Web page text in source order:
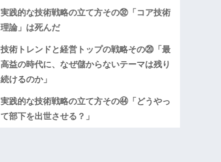
実践的な技術戦略の立て方その㉜「コア技術
理論」は死んだ
技術トレンドと経営トップの戦略その⑳「最
高益の時代に、なぜ儲からないテーマは残り
続けるのか」
実践的な技術戦略の立て方その㊹「どうやっ
て部下を出世させる？」